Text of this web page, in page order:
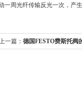
一周光纤传输反光一次，产
一篇： 德国FESTO费斯托阀